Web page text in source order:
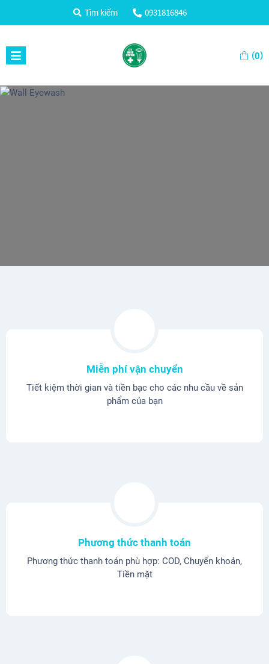
Tìm kiếm 0931816846
(0)
Miễn phí vận chuyển
Tiết kiệm thời gian và tiền bạc cho các nhu cầu về sản
phẩm của bạn
Phương thức thanh toán
Phương thức thanh toán phù hợp: COD, Chuyển khoản,
Tiền mặt